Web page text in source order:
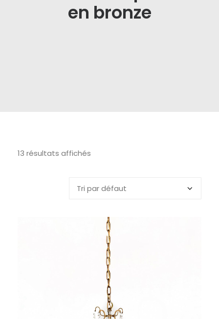
en bronze
13 résultats affichés